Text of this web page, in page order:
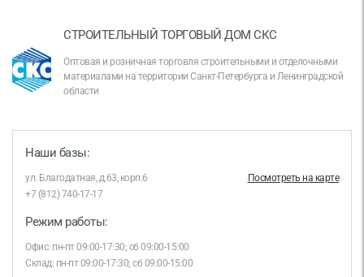
СТРОИТЕЛЬНЫЙ ТОРГОВЫЙ ДОМ СКС
Оптовая и розничная торговля строительными и отделочными
материалами на территории Санкт-Петербурга и Ленинградской
области
Наши базы:
ул. Благодатная, д.63, корп.6
Посмотреть на карте
+7 (812) 740-17-17
Режим работы:
Офис: пн-пт 09:00-17:30; сб 09:00-15:00
Склад: пн-пт 09:00-17:30; сб 09:00-15:00